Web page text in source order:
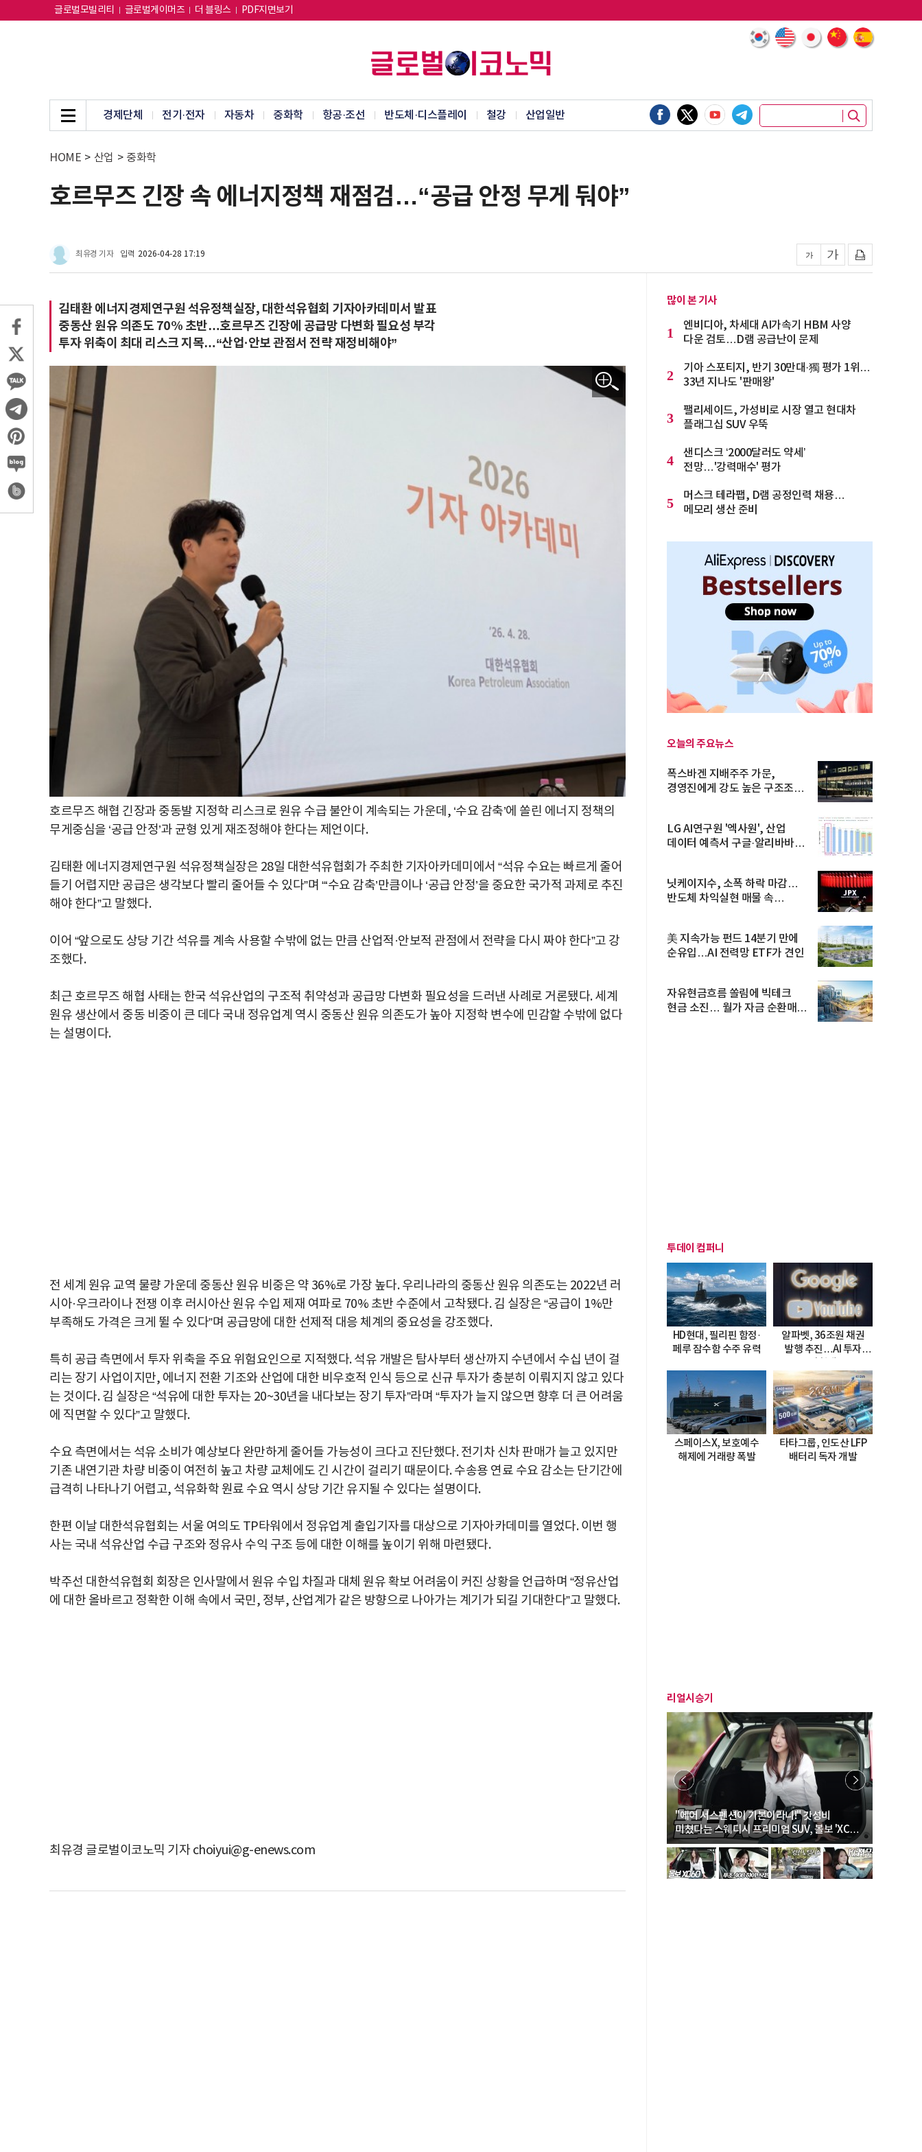
글로벌모빌리티 글로벌게이머즈 더 블링스 PDF지면보기
경제단체 전기·전자 자동차 중화학 항공·조선 반도체·디스플레이 철강 산업일반
HOME > 산업 > 중화학
호르무즈 긴장 속 에너지정책 재점검…“공급 안정 무게 둬야”
최유경 기자 입력 2026-04-28 17:19
김태환 에너지경제연구원 석유정책실장, 대한석유협회 기자아카데미서 발표
중동산 원유 의존도 70% 초반…호르무즈 긴장에 공급망 다변화 필요성 부각
투자 위축이 최대 리스크 지목…“산업·안보 관점서 전략 재정비해야”
호르무즈 해협 긴장과 중동발 지정학 리스크로 원유 수급 불안이 계속되는 가운데, ‘수요 감축’에 쏠린 에너지 정책의
무게중심을 ‘공급 안정’과 균형 있게 재조정해야 한다는 제언이다.
김태환 에너지경제연구원 석유정책실장은 28일 대한석유협회가 주최한 기자아카데미에서 “석유 수요는 빠르게 줄어
들기 어렵지만 공급은 생각보다 빨리 줄어들 수 있다”며 “‘수요 감축’만큼이나 ‘공급 안정’을 중요한 국가적 과제로 추진
해야 한다”고 말했다.
이어 “앞으로도 상당 기간 석유를 계속 사용할 수밖에 없는 만큼 산업적·안보적 관점에서 전략을 다시 짜야 한다”고 강
조했다.
최근 호르무즈 해협 사태는 한국 석유산업의 구조적 취약성과 공급망 다변화 필요성을 드러낸 사례로 거론됐다. 세계
원유 생산에서 중동 비중이 큰 데다 국내 정유업계 역시 중동산 원유 의존도가 높아 지정학 변수에 민감할 수밖에 없다
는 설명이다.
전 세계 원유 교역 물량 가운데 중동산 원유 비중은 약 36%로 가장 높다. 우리나라의 중동산 원유 의존도는 2022년 러
시아·우크라이나 전쟁 이후 러시아산 원유 수입 제재 여파로 70% 초반 수준에서 고착됐다. 김 실장은 “공급이 1%만
부족해도 가격은 크게 뛸 수 있다”며 공급망에 대한 선제적 대응 체계의 중요성을 강조했다.
특히 공급 측면에서 투자 위축을 주요 위험요인으로 지적했다. 석유 개발은 탐사부터 생산까지 수년에서 수십 년이 걸
리는 장기 사업이지만, 에너지 전환 기조와 산업에 대한 비우호적 인식 등으로 신규 투자가 충분히 이뤄지지 않고 있다
는 것이다. 김 실장은 “석유에 대한 투자는 20~30년을 내다보는 장기 투자”라며 “투자가 늘지 않으면 향후 더 큰 어려움
에 직면할 수 있다”고 말했다.
수요 측면에서는 석유 소비가 예상보다 완만하게 줄어들 가능성이 크다고 진단했다. 전기차 신차 판매가 늘고 있지만
기존 내연기관 차량 비중이 여전히 높고 차량 교체에도 긴 시간이 걸리기 때문이다. 수송용 연료 수요 감소는 단기간에
급격히 나타나기 어렵고, 석유화학 원료 수요 역시 상당 기간 유지될 수 있다는 설명이다.
한편 이날 대한석유협회는 서울 여의도 TP타워에서 정유업계 출입기자를 대상으로 기자아카데미를 열었다. 이번 행
사는 국내 석유산업 수급 구조와 정유사 수익 구조 등에 대한 이해를 높이기 위해 마련됐다.
박주선 대한석유협회 회장은 인사말에서 원유 수입 차질과 대체 원유 확보 어려움이 커진 상황을 언급하며 “정유산업
에 대한 올바르고 정확한 이해 속에서 국민, 정부, 산업계가 같은 방향으로 나아가는 계기가 되길 기대한다”고 말했다.
최유경 글로벌이코노믹 기자 choiyui@g-enews.com
많이 본 기사
1
엔비디아, 차세대 AI가속기 HBM 사양
다운 검토…D램 공급난이 문제
2
기아 스포티지, 반기 30만대·獨 평가 1위…
33년 지나도 '판매왕'
3
팰리세이드, 가성비로 시장 열고 현대차
플래그십 SUV 우뚝
4
샌디스크 ‘2000달러도 약세’
전망…'강력매수' 평가
5
머스크 테라팹, D램 공정인력 채용…
메모리 생산 준비
오늘의 주요뉴스
폭스바겐 지배주주 가문,
경영진에게 강도 높은 구조조정
LG AI연구원 '엑사원', 산업
데이터 예측서 구글·알리바바
닛케이지수, 소폭 하락 마감…
반도체 차익실현 매물 속
美 지속가능 펀드 14분기 만에
순유입…AI 전력망 ETF가 견인
자유현금흐름 쏠림에 빅테크
현금 소진… 월가 자금 순환매
투데이 컴퍼니
HD현대, 필리핀 함정·
페루 잠수함 수주 유력
알파벳, 36조원 채권
발행 추진…AI 투자
스페이스X, 보호예수
해제에 거래량 폭발
타타그룹, 인도산 LFP
배터리 독자 개발
리얼시승기
"에어 서스펜션이 기본이라니!" 갓성비
미쳤다는 스웨디시 프리미엄 SUV, 볼보 'XC60
B5 울트라'